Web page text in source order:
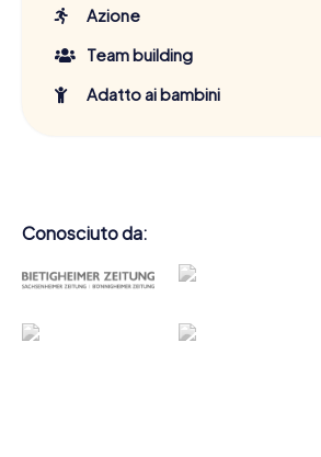
Azione
Team building
Adatto ai bambini
Conosciuto da: